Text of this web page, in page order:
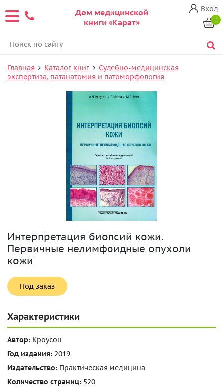
Дом медицинской
книги «Карат»
Вход
0
Главная Каталог книг
Судебно-медицинская
экспертиза, патанатомия и патоморфология
Интерпретация биопсий кожи.
Первичные нелимфоидные опухоли
кожи
Под заказ
Характеристики
Автор: Кроусон
Год издания: 2019
Издательство: Практическая медицина
Количество страниц: 520